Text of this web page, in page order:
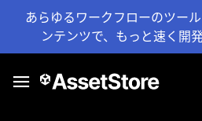
あらゆるワークフローのツー
ンテンツで、もっと速く開